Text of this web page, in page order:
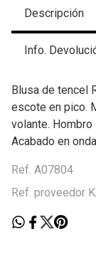
Descripción
Info.
Blusa de tencel
escote en pico.
volante.
Acabado en
Ref. A07804
Ref. proveedor